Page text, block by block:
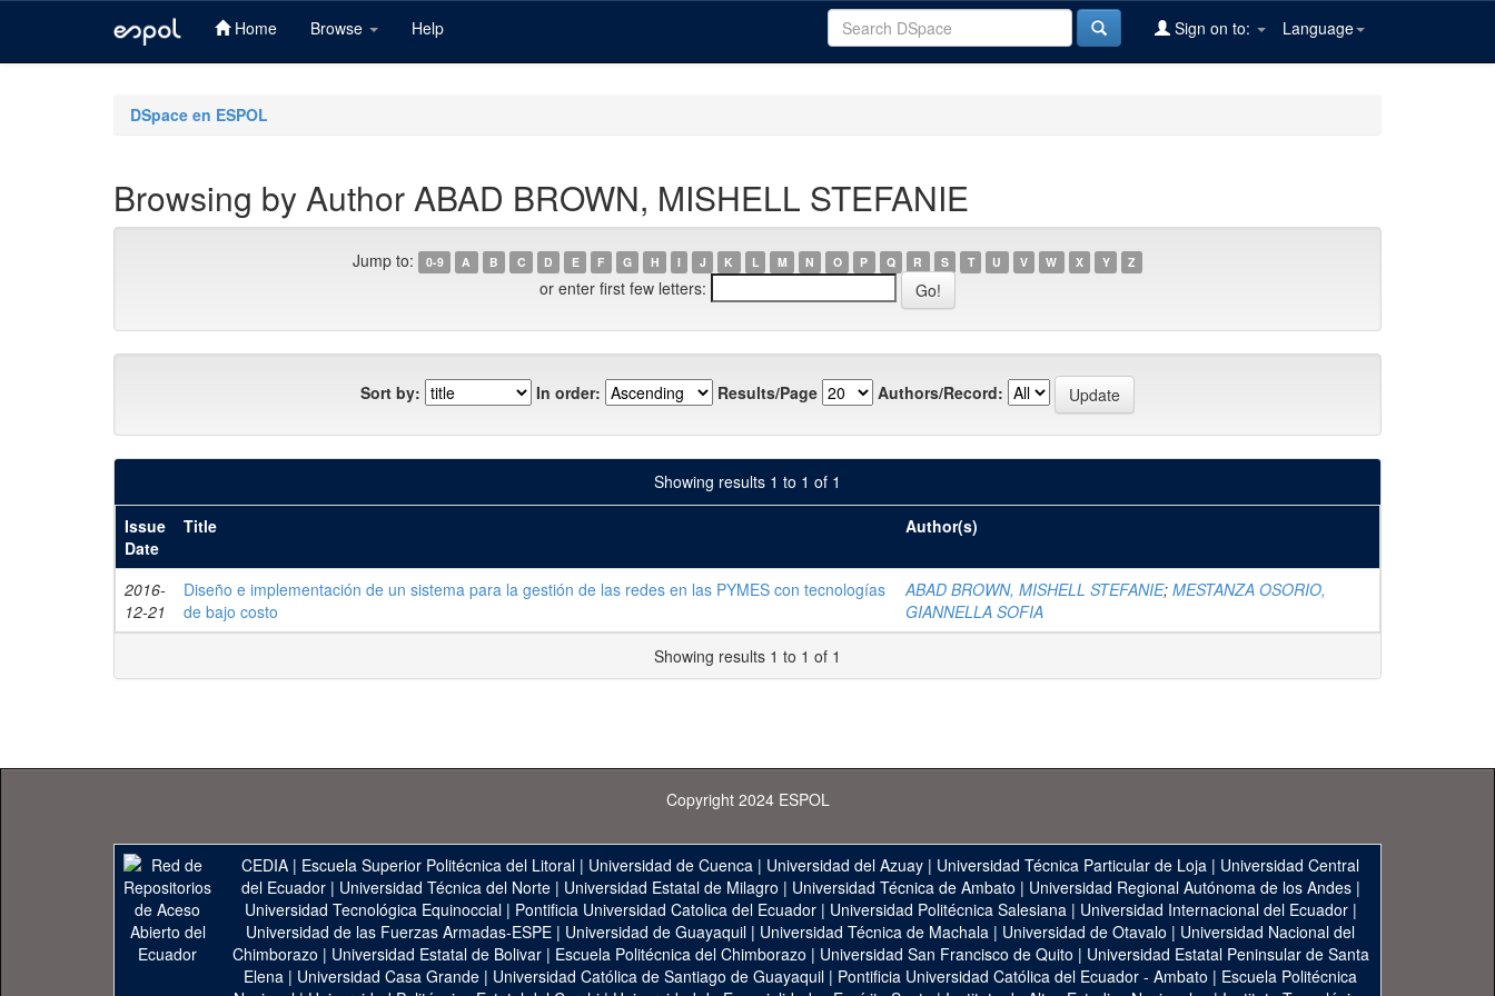
Home Browse Help Language
Sign on to:
DSpace en ESPOL
Browsing by Author ABAD BROWN, MISHELL STEFANIE
Jump to: 0-9 A B C D E F G H I J K L M N O P Q R S T U V W X Y Z
or enter first few letters:
Sort by: In order: Results/Page Authors/Record:
Showing results 1 to 1 of 1
Issue
Date
Title Author(s)
2016-
12-21
Diseño e implementación de un sistema para la gestión de las redes en las PYMES con tecnologías
de bajo costo
ABAD BROWN, MISHELL STEFANIE; MESTANZA OSORIO,
GIANNELLA SOFIA
Showing results 1 to 1 of 1
Copyright 2024 ESPOL
CEDIA | Escuela Superior Politécnica del Litoral | Universidad de Cuenca | Universidad del Azuay | Universidad Técnica Particular de Loja | Universidad Central
del Ecuador| Universidad Técnica del Norte| Universidad Estatal de Milagro | Universidad Técnica de Ambato | Universidad Regional Autónoma de los Andes|
Universidad Tecnológica Equinoccial| Pontificia Universidad Catolica del Ecuador| Universidad Politécnica Salesiana| Universidad Internacional del Ecuador|
Universidad de las Fuerzas Armadas-ESPE | Universidad de Guayaquil | Universidad Técnica de Machala | Universidad de Otavalo | Universidad Nacional del
Chimborazo | Universidad Estatal de Bolivar| Escuela Politécnica del Chimborazo | Universidad San Francisco de Quito | Universidad Estatal Peninsular de Santa
Elena | Universidad Casa Grande | Universidad Católica de Santiago de Guayaquil | Pontificia Universidad Católica del Ecuador - Ambato | Escuela Politécnica